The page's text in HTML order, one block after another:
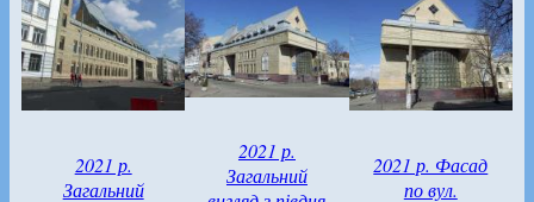
2021 р.
Загальний
2021 р.
Загальний
2021 р. Фасад
по вул.